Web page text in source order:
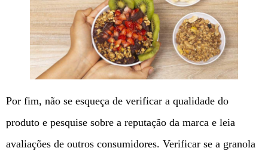
Por fim, não se esqueça de verificar a qualidade do
produto e pesquise sobre a reputação da marca e leia
avaliações de outros consumidores. Verificar se a granola